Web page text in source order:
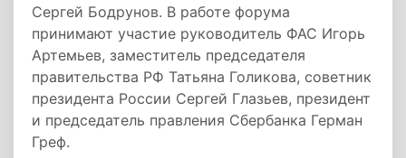
Сергей Бодрунов. В работе форума
принимают участие руководитель ФАС Игорь
Артемьев, заместитель председателя
правительства РФ Татьяна Голикова, советник
президента России Сергей Глазьев, президент
и председатель правления Сбербанка Герман
Греф.